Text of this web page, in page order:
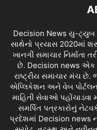
Decision News યુ-
સાથેનો પ્રયાસ 2020માં
ખાનગી સમાચાર નિર્માતા
છે. Decision news એક
રાષ્ટ્રીય સમાચાર મંચ છે.
એપ્લિકેશન અને વેબ
માહિતી સેવાઓ
સમર્પિત પત્રકારોનું
પ્રદેશમાં Decision news